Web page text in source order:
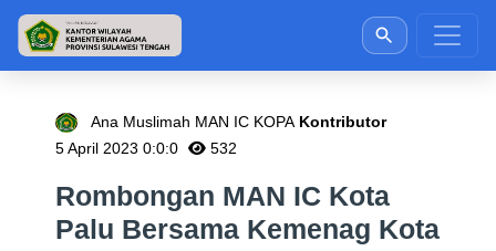
Ana Muslimah MAN IC KOPA Kontributor
5 April 2023 0:0:0
532
Rombongan MAN IC Kota
Palu Bersama Kemenag Kota